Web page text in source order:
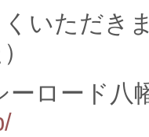
いただき
ーロード八